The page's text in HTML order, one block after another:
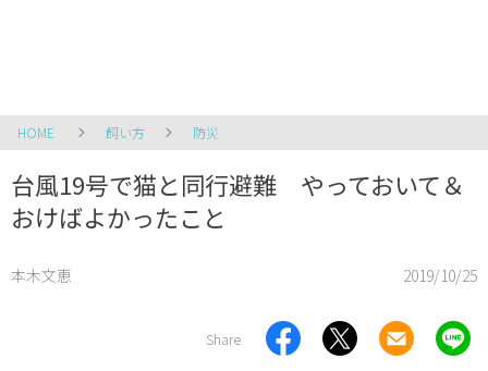
HOME 飼い方 防災
台風19号で猫と同行避難 やっておいて＆
おけばよかったこと
本木文恵 2019/10/25
Share